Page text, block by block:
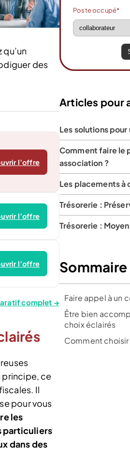
des
l’offre
l’offre
l’offre
complet →
principe, ce
Il
pour vous
les
particuliers
dans des
Poste occupé*
Articles pour
Les solutions
Comment faire le
association ?
Les placements à
Trésorerie :
Trésorerie :
Sommaire
Faire appel à un
Être bien
choix éclairés
Comment